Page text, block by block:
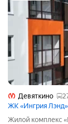
Девяткино
ЖК «Ингрия Лэнд»
Жилой комплекс